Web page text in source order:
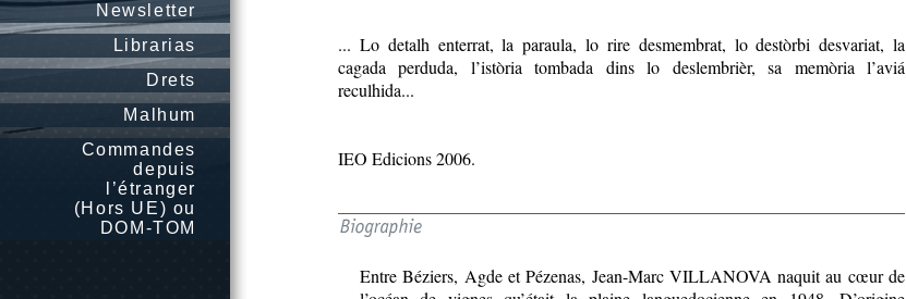
Newsletter
Librarias
Drets
Malhum
Commandes
depuis
l’étranger
(Hors UE) ou
DOM-TOM
... Lo detalh enterrat, la paraula, lo rire desmembrat, lo destòrbi desvariat, la
cagada perduda, l’istòria tombada dins lo deslembrièr, sa memòria l’aviá
reculhida...
IEO Edicions 2006.
Entre Béziers, Agde et Pézenas, Jean-Marc VILLANOVA naquit au cœur de